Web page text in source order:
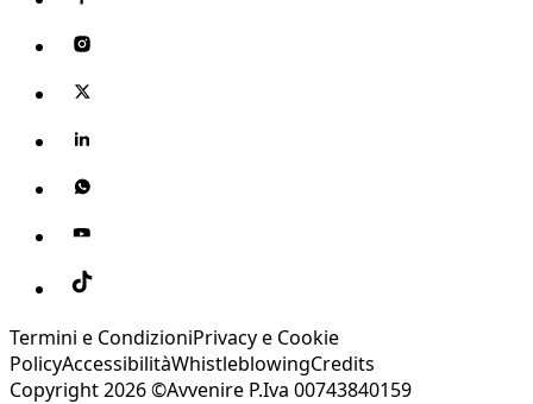
Termini e CondizioniPrivacy e Cookie
PolicyAccessibilitàWhistleblowingCredits
Copyright 2026 ©Avvenire P.Iva 00743840159